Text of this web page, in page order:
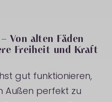
Von alten Fäden
Freiheit und Kraft
gut funktionieren,
Außen perfekt zu